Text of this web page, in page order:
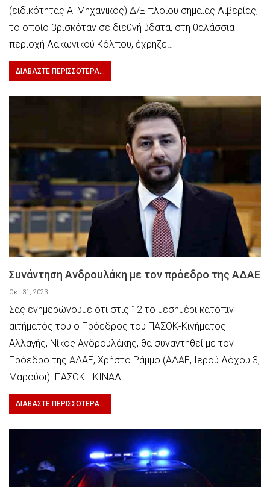
(ειδικότητας Α' Μηχανικός) Δ/Ξ πλοίου σημαίας Λιβερίας,
το οποίο βρισκόταν σε διεθνή ύδατα, στη θαλάσσια
περιοχή Λακωνικού Κόλπου, έχρηζε…
ΔΙΑΒΆΣΤΕ ΠΕΡΙΣΣΌΤΕΡΑ...
Συνάντηση Ανδρουλάκη με τον πρόεδρο της ΑΔΑΕ
Οκτ 31, 2023
Σας ενημερώνουμε ότι στις 12 το μεσημέρι κατόπιν
αιτήματός του ο Πρόεδρος του ΠΑΣΟΚ-Κινήματος
Αλλαγής, Νίκος Ανδρουλάκης, θα συναντηθεί με τον
Πρόεδρο της ΑΔΑΕ, Χρήστο Ράμμο (ΑΔΑΕ, Ιερού Λόχου 3,
Μαρούσι). ΠΑΣΟΚ - ΚΙΝΑΛ
ΔΙΑΒΆΣΤΕ ΠΕΡΙΣΣΌΤΕΡΑ...